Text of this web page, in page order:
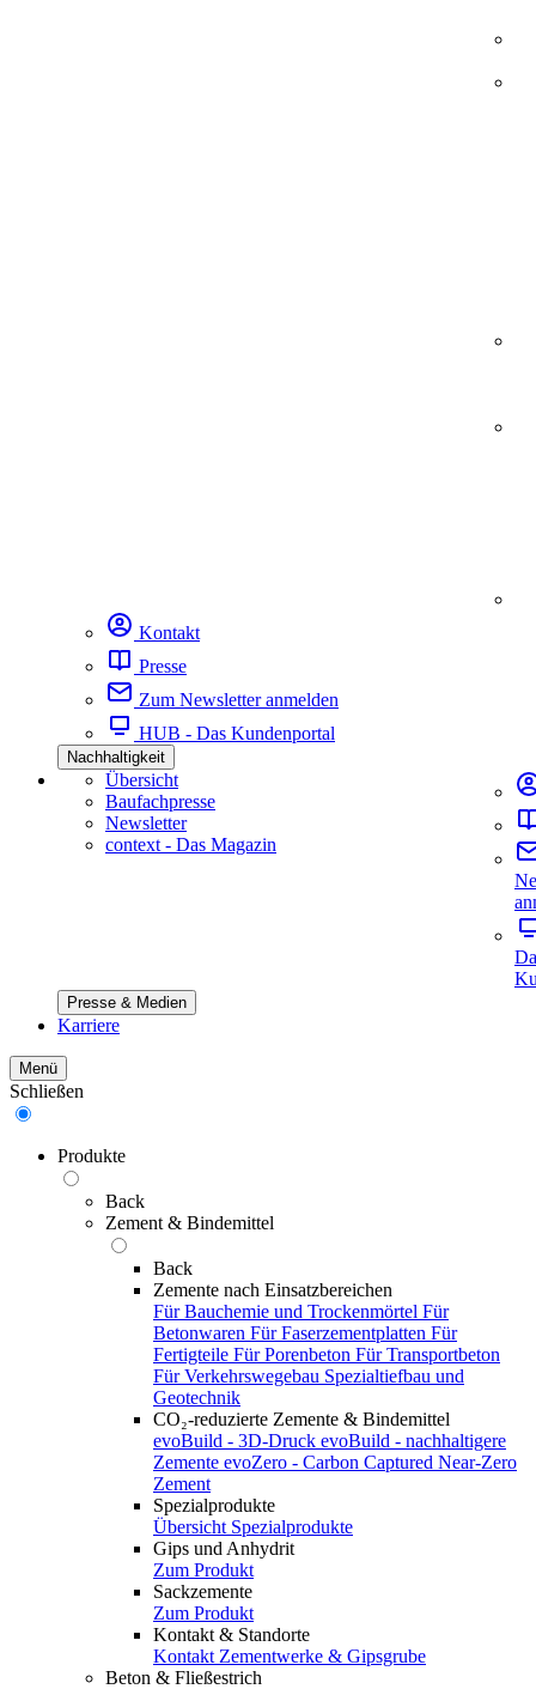
Kontakt
Presse
Zum Newsletter anmelden
HUB - Das Kundenportal
Nachhaltigkeit
Übersicht
Baufachpresse
Newsletter
context - Das Magazin
Presse & Medien
Karriere
Menü
Schließen
Produkte
Back
Zement & Bindemittel
Back
Zemente nach Einsatzbereichen
Für Bauchemie und Trockenmörtel Für
Betonwaren Für Faserzementplatten Für
Fertigteile Für Porenbeton Für Transportbeton
Für Verkehrswegebau Spezialtiefbau und
Geotechnik
CO₂-reduzierte Zemente & Bindemittel
evoBuild - 3D-Druck evoBuild - nachhaltigere
Zemente evoZero - Carbon Captured Near-Zero
Zement
Spezialprodukte
Übersicht Spezialprodukte
Gips und Anhydrit
Zum Produkt
Sackzemente
Zum Produkt
Kontakt & Standorte
Kontakt Zementwerke & Gipsgrube
Beton & Fließestrich